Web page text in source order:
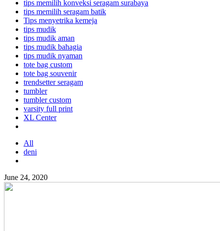
tips memilih konveksi seragam surabaya
tips memilih seragam batik
Tips menyetrika kemeja
tips mudik
tips mudik aman
tips mudik bahagia
tips mudik nyaman
tote bag custom
tote bag souvenir
trendsetter seragam
tumbler
tumbler custom
varsity full print
XL Center
All
deni
June 24, 2020